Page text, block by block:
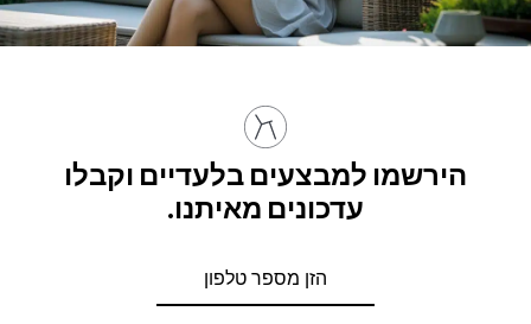
הירשמו למבצעים בלעדיים וקבלו
עדכונים מאיתנו.